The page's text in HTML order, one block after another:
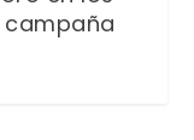
campaña